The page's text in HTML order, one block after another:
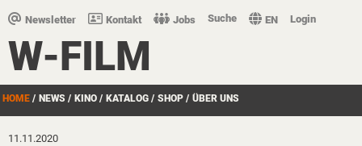
Newsletter Kontakt Jobs Suche EN Login
W-FILM
HOME / NEWS / KINO / KATALOG / SHOP / ÜBER UNS
11.11.2020